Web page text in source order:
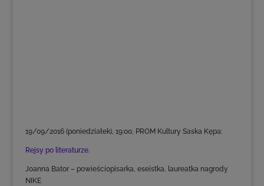
19/09/2016 (poniedziałek), 19:00, PROM Kultury Saska Kępa:
Rejsy po literaturze.
Joanna Bator – powieściopisarka, eseistka, laureatka nagrody
NIKE